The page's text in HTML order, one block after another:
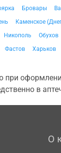
Бровары
Каменское
Никополь Обухов
Фастов Харьков
при
в
О